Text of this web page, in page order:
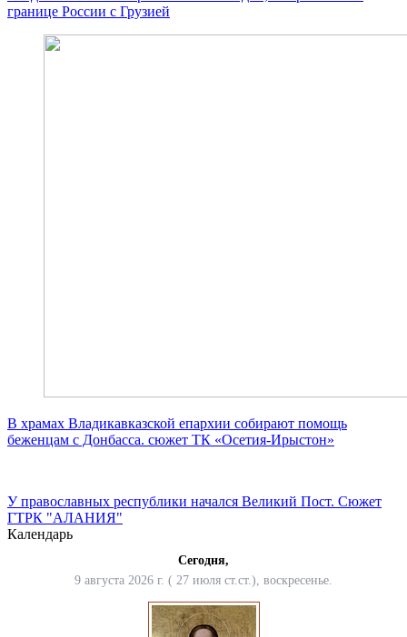
границе России с Грузией
В храмах Владикавказской епархии собирают помощь
беженцам с Донбасса. сюжет ТК «Осетия-Ирыстон»
У православных республики начался Великий Пост. Сюжет
ГТРК "АЛАНИЯ"
Календарь
Сегодня,
9 августа 2026 г. ( 27 июля ст.ст.), воскресенье.